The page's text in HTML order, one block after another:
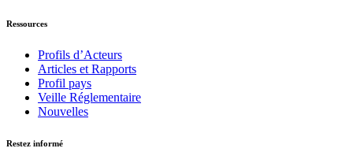
Ressources
Profils d’Acteurs
Articles et Rapports
Profil pays
Veille Réglementaire
Nouvelles
Restez informé